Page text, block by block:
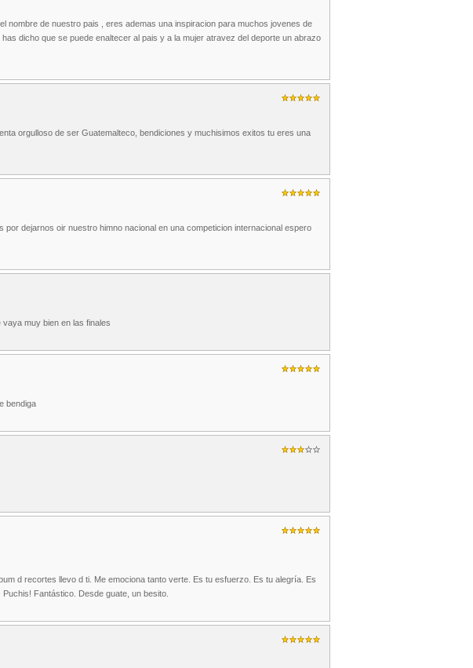
nombre de nuestro pais , eres ademas una inspiracion para muchos jovenes de
dicho que se puede enaltecer al pais y a la mujer atravez del deporte un abrazo
orgulloso de ser Guatemalteco, bendiciones y muchisimos exitos tu eres una
dejarnos oir nuestro himno nacional en una competicion internacional espero
muy bien en las finales
bendiga
d recortes llevo d ti. Me emociona tanto verte. Es tu esfuerzo. Es tu alegría. Es
Fantástico. Desde guate, un besito.